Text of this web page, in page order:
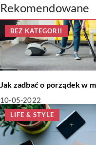
Rekomendowane
BEZ KATEGORII
Jak zadbać o porządek w
10-05-2022
LIFE & STYLE